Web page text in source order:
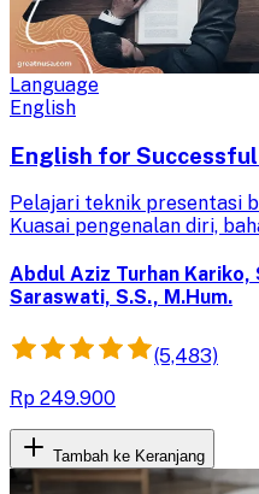
Language
English
English for
Pelajari teknik presentasi
Kuasai pengenalan diri,
kepercayaan diri Anda.
Abdul Aziz Turhan Kariko,
Saraswati, S.S., M.Hum.
(5,483)
Rp 249.900
Tambah ke Keranjang